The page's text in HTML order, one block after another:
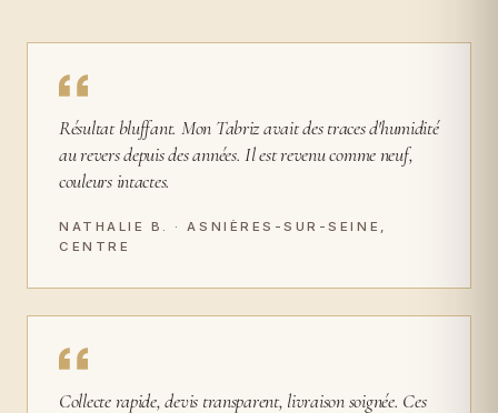
Résultat bluffant. Mon Tabriz avait des traces d'humidité
au revers depuis des années. Il est revenu comme neuf,
couleurs intactes.
NATHALIE B. · ASNIÈRES-SUR-SEINE,
CENTRE
Collecte rapide, devis transparent, livraison soignée. Ces